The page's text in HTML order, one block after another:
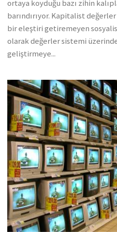
ortaya koyduğu bazı zihin
barındırıyor. Kapitalist
bir eleştiri getiremeyen
olarak değerler sistemi
geliştirmeye...